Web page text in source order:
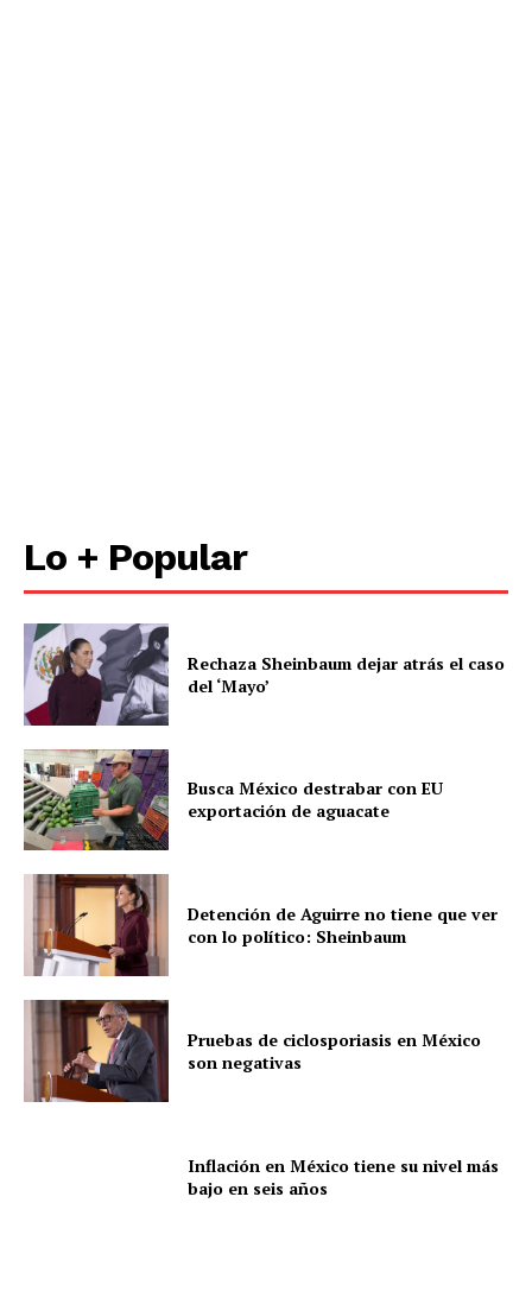
Lo + Popular
Rechaza Sheinbaum dejar atrás el caso
del ‘Mayo’
Busca México destrabar con EU
exportación de aguacate
Detención de Aguirre no tiene que ver
con lo político: Sheinbaum
Pruebas de ciclosporiasis en México
son negativas
Inflación en México tiene su nivel más
bajo en seis años